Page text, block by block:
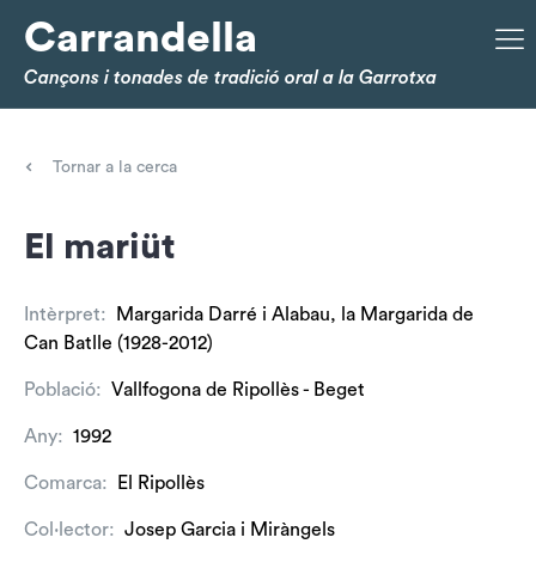
Carrandella
Cançons i tonades de tradició oral a la Garrotxa
Tornar a la cerca
El mariüt
Intèrpret:
Margarida Darré i Alabau, la Margarida de
Can Batlle (1928-2012)
Població: Vallfogona de Ripollès - Beget
Any: 1992
Comarca: El Ripollès
Col·lector: Josep Garcia i Miràngels